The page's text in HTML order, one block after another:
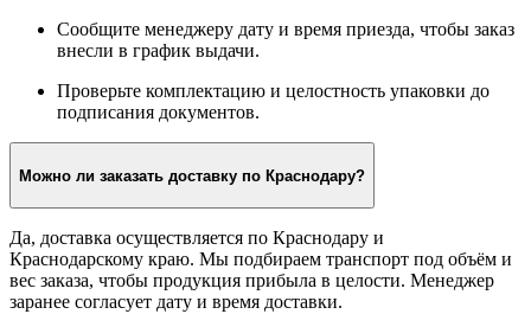
Сообщите менеджеру дату и время приезда, чтобы заказ
внесли в график выдачи.
Проверьте комплектацию и целостность упаковки до
подписания документов.
Можно ли заказать доставку по Краснодару?
Да, доставка осуществляется по Краснодару и
Краснодарскому краю. Мы подбираем транспорт под объём и
вес заказа, чтобы продукция прибыла в целости. Менеджер
заранее согласует дату и время доставки.